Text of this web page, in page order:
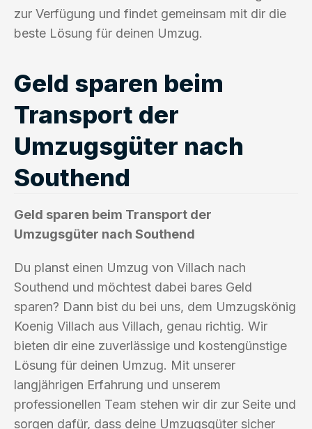
zur Verfügung und findet gemeinsam mit dir die
beste Lösung für deinen Umzug.
Geld sparen beim
Transport der
Umzugsgüter nach
Southend
Geld sparen beim Transport der
Umzugsgüter nach Southend
Du planst einen Umzug von Villach nach
Southend und möchtest dabei bares Geld
sparen? Dann bist du bei uns, dem Umzugskönig
Koenig Villach aus Villach, genau richtig. Wir
bieten dir eine zuverlässige und kostengünstige
Lösung für deinen Umzug. Mit unserer
langjährigen Erfahrung und unserem
professionellen Team stehen wir dir zur Seite und
sorgen dafür, dass deine Umzugsgüter sicher